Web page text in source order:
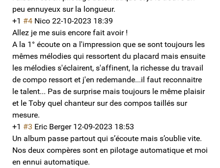
peu ennuyeux sur la longueur.
+1 #4 Nico 22-10-2023 18:39
Allez je me suis encore fait avoir !
A la 1° écoute on a l'impression que se sont toujours les
mêmes mélodies qui ressortent du placard mais ensuite
les mélodies s'éclairent, s'affinent, la richesse du travail
de compo ressort et j'en redemande...il faut reconnaitre
le talent... Pas de surprise mais toujours le même plaisir
et le Toby quel chanteur sur des compos taillés sur
mesure.
+1 #3 Eric Berger 12-09-2023 18:53
Un album passe partout qui s’écoute mais s’oublie vite.
Nos deux compères sont en pilotage automatique et moi
en ennui automatique.